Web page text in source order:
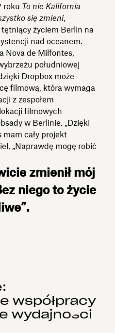
roku To nie Kalifornia
się zmieni,
życiem Berlin na
nad oceanem.
Nova de Milfontes,
południowej
Dropbox może
filmową, która wymaga
z zespołem
filmowych
w Berlinie. „Dzięki
mam cały projekt
„Naprawdę mogę robić
zmienił mój
niego to życie
współpracy
wydajności